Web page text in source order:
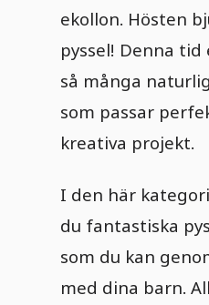
ekollon. Hösten
pyssel! Denna
så många
som passar
kreativa projekt.
I den här
du fantastiska
som du kan
med dina barn.